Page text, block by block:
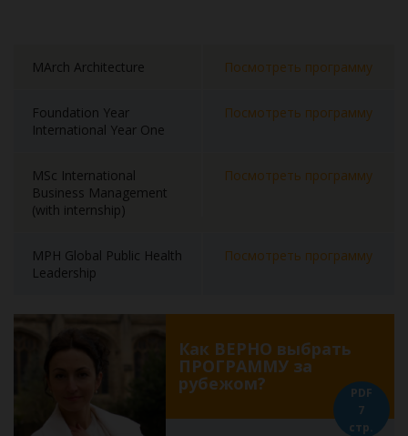
MArch Architecture Посмотреть программу
Foundation Year
International Year One
Посмотреть программу
MSc International
Business Management
(with internship)
Посмотреть программу
MPH Global Public Health
Leadership
Посмотреть программу
Как ВЕРНО выбрать
ПРОГРАММУ за
рубежом?
PDF
7
стр.